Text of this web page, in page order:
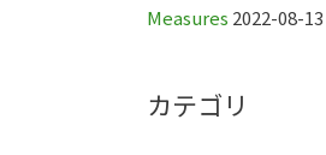
Measures 2022-08-13
カテゴリ